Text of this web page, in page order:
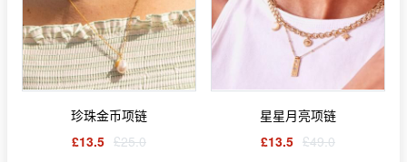
珍珠金币项链
£13.5 £25.0
星星月亮项链
£13.5 £49.0